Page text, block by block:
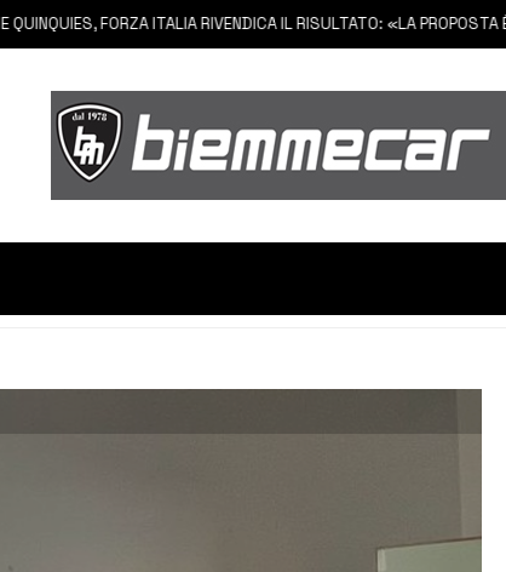
FORZA ITALIA RIVENDICA IL RISULTATO: «LA PROPOSTA È